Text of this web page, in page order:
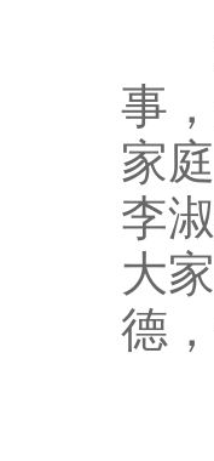
为
事
家
李
大
德